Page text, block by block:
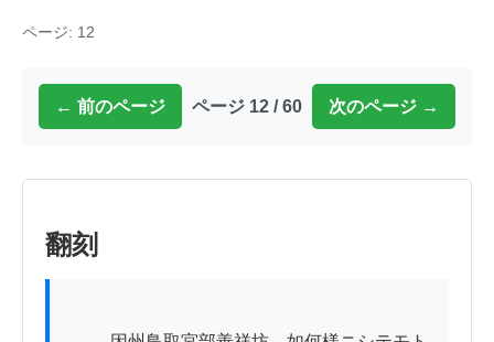
ページ: 12
← 前のページ ページ 12 / 60 次のページ →
翻刻